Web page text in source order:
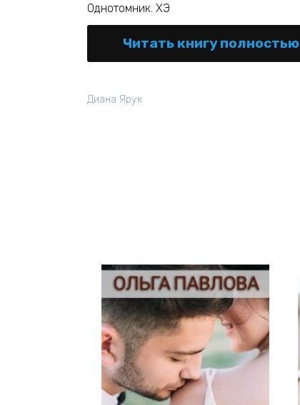
Однотомник. ХЭ
Читать книгу полностью
Диана Ярук